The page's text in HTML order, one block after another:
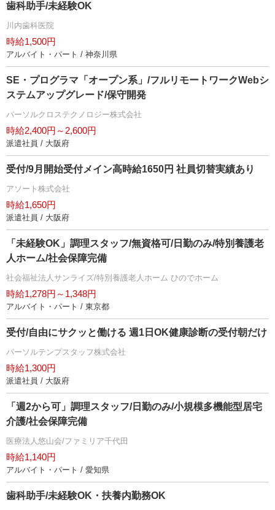
歯科助手/未経験OK
川内歯科医院
時給1,500円
アルバイト・パート / 神奈川県
SE・プログラマ「オープン系」/フルリモートワークWebシ
ステムアップグレード/保守開発
パーソルクロステクノロジー株式会社
時給2,400円～2,600円
派遣社員 / 大阪府
受付/9月開始受付メイン高時給1650円 社員切替実績あり
アソート株式会社
時給1,650円
派遣社員 / 大阪府
「未経験OK」調理スタッフ/無資格可/日勤のみ/特別養護老
人ホーム/社会保障完備
社会福祉法人サンライズ/特別養護老人ホーム ひのでホーム
時給1,278円～1,348円
アルバイト・パート / 東京都
受付/自由にサクッと働ける 週1日OK健康診断の受付朝だけ
パーソルテンプスタッフ株式会社
時給1,300円
派遣社員 / 大阪府
「週2から可」調理スタッフ/日勤のみ/小規模多機能型居宅
介護/社会保障完備
医療法人悠山会/ファミリア千代田
時給1,140円
アルバイト・パート / 愛知県
歯科助手/未経験OK・扶養内勤務OK